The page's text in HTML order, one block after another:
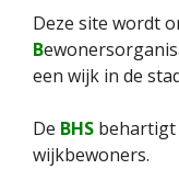
Deze site wordt
B
een wijk in de
De BHS behartigt
wijkbewoners.